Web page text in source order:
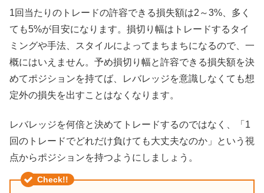
1回当たりのトレードの許容できる損失額は2～3%、多く
ても5%が目安になります。損切り幅はトレードするタイ
ミングや手法、スタイルによってまちまちになるので、一
概にはいえません。予め損切り幅と許容できる損失額を決
めてポジションを持てば、レバレッジを意識しなくても想
定外の損失を出すことはなくなります。
レバレッジを何倍と決めてトレードするのではなく、「1
回のトレードでどれだけ負けても大丈夫なのか」という視
点からポジションを持つようにしましょう。
Check!!